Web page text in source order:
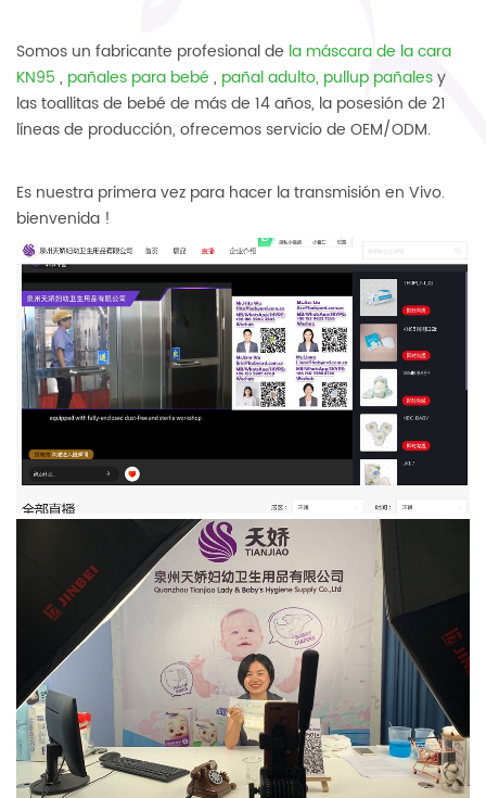
Somos un fabricante profesional de la máscara de la cara
KN95 , pañales para bebé , pañal adulto, pullup pañalesy
las toallitas de bebé de más de 14 años, la posesión de 21
líneas de producción, ofrecemos servicio de OEM/ODM.
Es nuestra primera vez para hacer la transmisión en Vivo.
bienvenida !